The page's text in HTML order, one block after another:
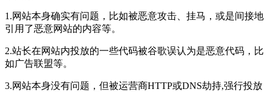
1.网站本身确实有问题，比如被恶意攻击、挂马，或是间接地
引用了恶意网站的内容等。
2.站长在网站内投放的一些代码被谷歌误认为是恶意代码，比
如广告联盟等。
3.网站本身没有问题，但被运营商HTTP或DNS劫持,强行投放